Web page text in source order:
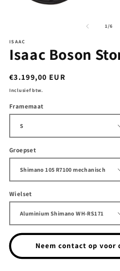
modaal
1/van
6
ISAAC
Isaac Boson
Normale
prijs
€3.199,00 EUR
Inclusief btw.
Framemaat
Groepset
Wielset
Neem contact op voor